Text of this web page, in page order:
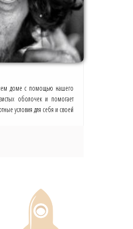
доме с помощью нашего
оболочек и помогает
условия для себя и своей